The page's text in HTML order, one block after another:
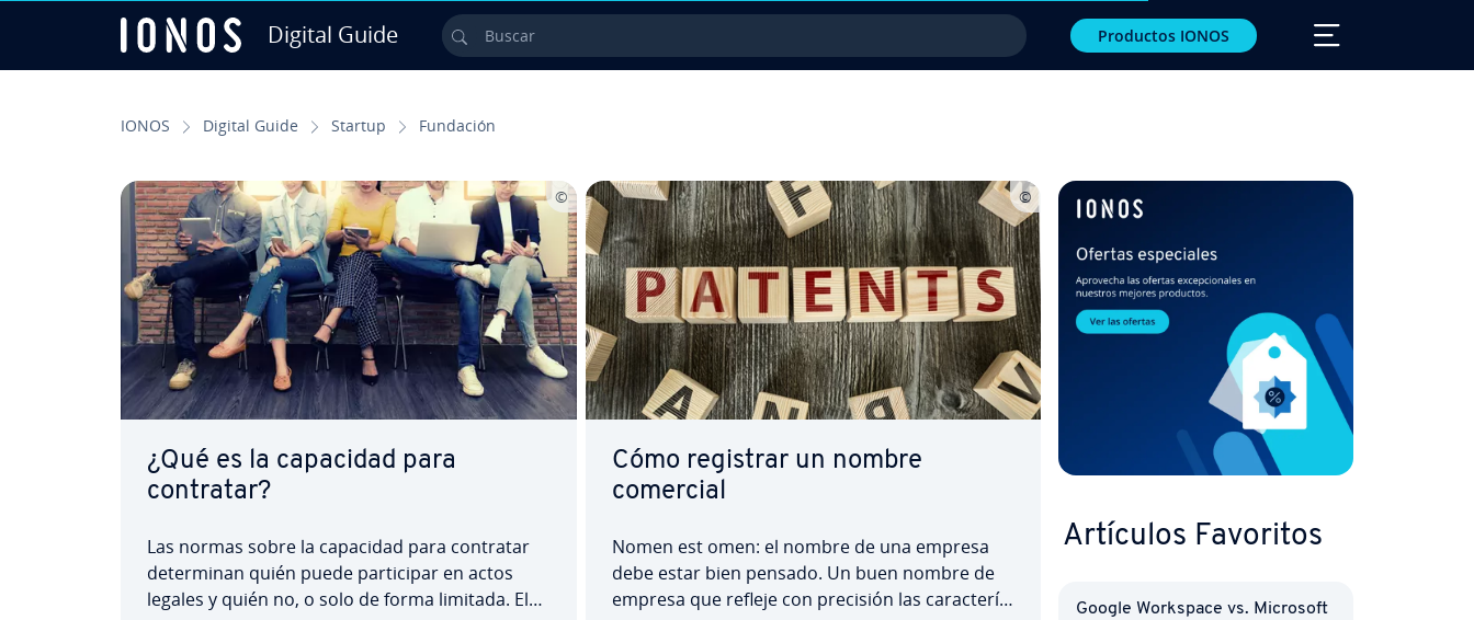
Digital Guide Buscar Productos IONOS
IONOS Digital Guide Startup Fundación
¿Qué es la capacidad para
contratar?
Las normas sobre la capacidad para contratar
de­te­r­mi­nan quién puede pa­r­ti­ci­par en actos
legales y quién no, o solo de forma limitada. El
Cómo registrar un nombre
comercial
Nomen est omen: el nombre de una empresa
debe estar bien pensado. Un buen nombre de
empresa que refleje con precisión las ca­ra­c­te­rí­s­
Artículos Favoritos
Google Workspace vs. Microsoft